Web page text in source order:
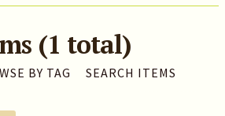
(1 total)
BY TAG SEARCH ITEMS